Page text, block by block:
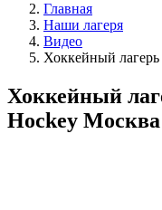
Главная
Наши лагеря
Видео
Хоккейный
Хоккейный
Hockey Москва